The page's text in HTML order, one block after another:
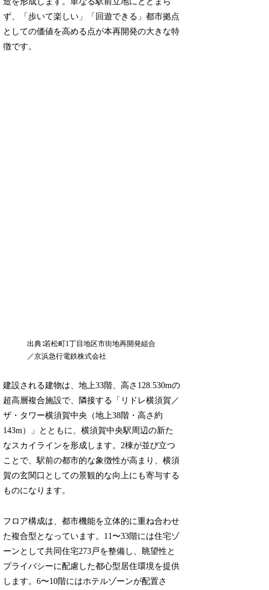
ず、「歩いて楽しい」「回遊できる」都市拠点
としての価値を高める点が本再開発の大きな特
徴です。
出典∶若松町1丁目地区市街地再開発組合
／京浜急行電鉄株式会社
建設される建物は、地上33階、高さ128.530mの
超高層複合施設で、隣接する「リドレ横須賀／
ザ・タワー横須賀中央（地上38階・高さ約
143m）」とともに、横須賀中央駅周辺の新た
なスカイラインを形成します。2棟が並び立つ
ことで、駅前の都市的な象徴性が高まり、横須
賀の玄関口としての景観的な向上にも寄与する
ものになります。
フロア構成は、都市機能を立体的に重ね合わせ
た複合型となっています。11〜33階には住宅ゾ
ーンとして共同住宅273戸を整備し、眺望性と
プライバシーに配慮した都心型居住環境を提供
します。6〜10階にはホテルゾーンが配置さ